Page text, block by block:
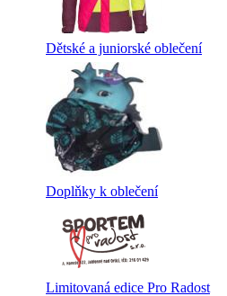
Dětské a juniorské oblečení
Doplňky k oblečení
Limitovaná edice Pro Radost